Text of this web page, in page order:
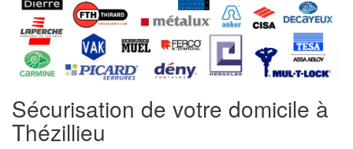
Sécurisation de votre domicile à
Thézillieu